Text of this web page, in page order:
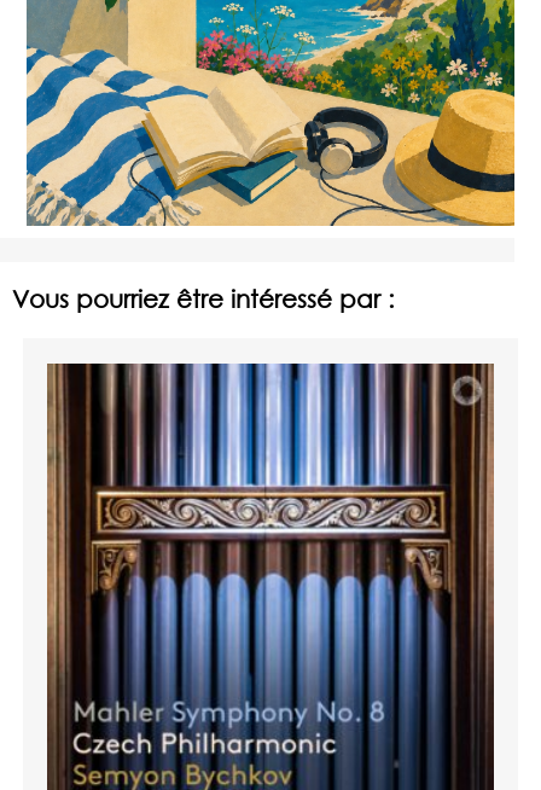
Vous pourriez être intéressé par :